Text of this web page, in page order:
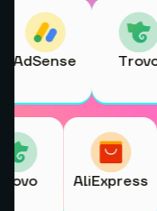
AdSense Trovo
Trovo AliExpress